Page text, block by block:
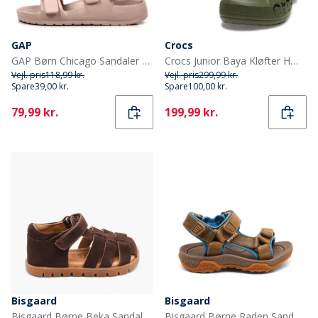
GAP
GAP Børn Chicago Sandaler Lyserød
Vejl. pris118,99 kr.
Spare39,00 kr.
Current
79,99 kr.
Crocs
Crocs Junior Baya Kløfter Hærgrøn
Vejl. pris299,99 kr.
Spare100,00 kr.
Current
199,99 kr.
Bisgaard
Bisgaard